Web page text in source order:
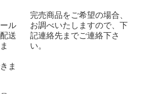
ル
送
ま
完売商品をご希望の場合、
お調べいたしますので、下
記連絡先までご連絡下さ
い。